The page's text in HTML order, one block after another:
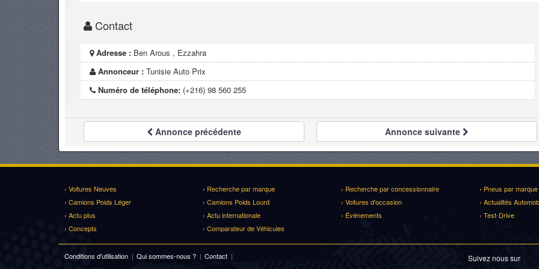
Contact
Adresse : Ben Arous , Ezzahra
Annonceur : Tunisie Auto Prix
Numéro de téléphone: (+216) 98 560 255
Annonce précédente Annonce suivante
› Voitures Neuves › Recherche par marque › Recherche par concessionnaire
› Pneus par marque
› Camions Poids Léger
› Camions Poids Lourd › Voitures d'occasion
› Actualités
› Actu plus
› Actu internationale › Événements
› Test-Drive
› Concepts
› Comparateur de Véhicules
Conditions d'utilisation | Qui sommes-nous ? | Contact | Suivez nous sur